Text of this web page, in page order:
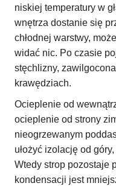
niskiej temperatury w
wnętrza dostanie się
chłodnej warstwy,
widać nic. Po czasie
stęchlizny,
krawędziach.
Ocieplenie od
ocieplenie od strony
nieogrzewanym
ułożyć izolację od
Wtedy strop pozostaje
kondensacji jest